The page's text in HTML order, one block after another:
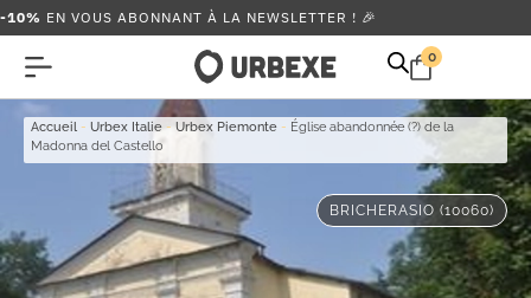
-10% EN VOUS ABONNANT À LA NEWSLETTER ! 🎉
0
Accueil - Urbex Italie - Urbex Piemonte - Église abandonnée (?) de la
Madonna del Castello
BRICHERASIO (10060)